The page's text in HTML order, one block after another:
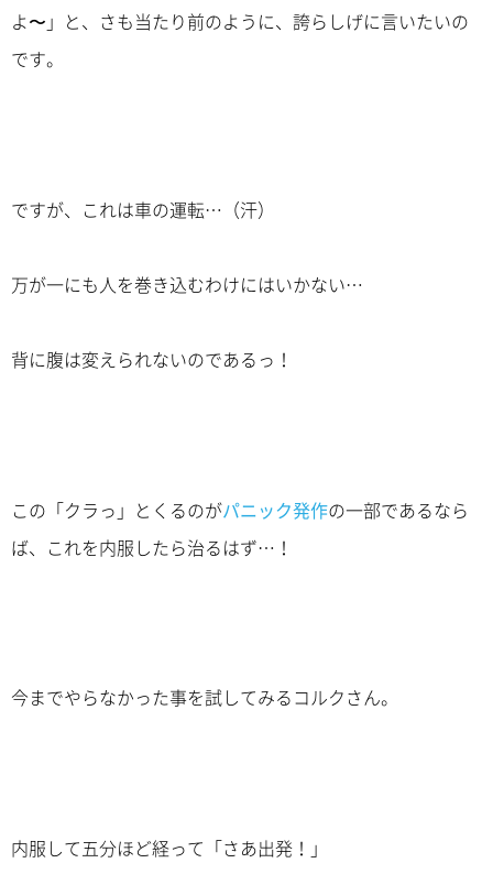
よ〜」と、さも当たり前のように、誇らしげに言いたいの
です。
ですが、これは車の運転…（汗）
万が一にも人を巻き込むわけにはいかない…
背に腹は変えられないのであるっ！
この「クラっ」とくるのがパニック発作の一部であるなら
ば、これを内服したら治るはず…！
今までやらなかった事を試してみるコルクさん。
内服して五分ほど経って「さあ出発！」